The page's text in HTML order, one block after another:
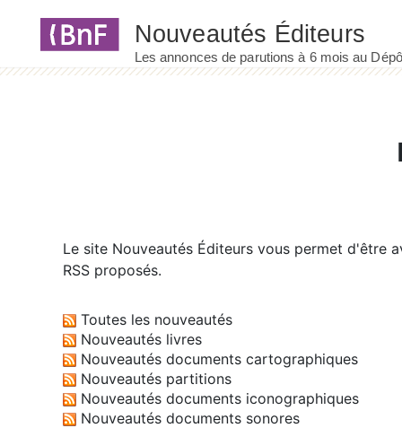
Le site Nouveautés Éditeurs vous permet d'être
RSS proposés.
Toutes les nouveautés
Nouveautés livres
Nouveautés documents cartographiques
Nouveautés partitions
Nouveautés documents iconographiques
Nouveautés documents sonores